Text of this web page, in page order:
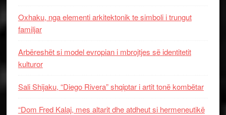
Oxhaku, nga elementi arkitektonik te simboli i trungut
familjar
Arbëreshët si model evropian i mbrojtjes së identitetit
kulturor
Sali Shijaku, “Diego Rivera” shqiptar i artit tonë kombëtar
“Dom Fred Kalaj, mes altarit dhe atdheut si hermeneutikë